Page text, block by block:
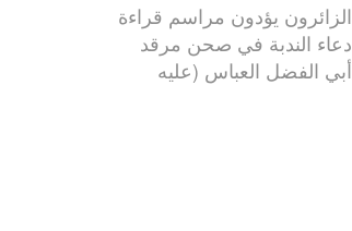
الزائرون يؤدون مراسم قراءة
دعاء الندبة في صحن مرقد
أبي الفضل العباس (عليه